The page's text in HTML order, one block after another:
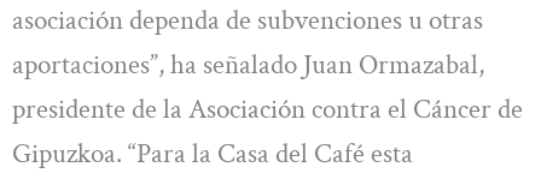
asociación dependa de subvenciones u otras
aportaciones”, ha señalado Juan Ormazabal,
presidente de la Asociación contra el Cáncer de
Gipuzkoa. “Para la Casa del Café esta